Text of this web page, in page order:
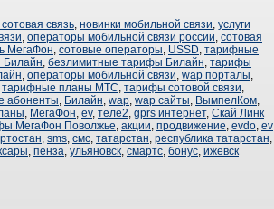
связь, новинки мобильной связи, услуги
, операторы мобильной связи россии, сотовая
МегаФон, сотовые операторы, USSD, тарифные
Билайн, безлимитные тарифы Билайн, тарифы
, операторы мобильной связи, wap порталы,
тарифные планы МТС, тарифы сотовой связи,
абоненты, Билайн, wap, wap сайты, ВымпелКом,
, МегаФон, ev, теле2, gprs интернет, Скай Линк
МегаФон Поволжье, акции, продвижение, evdo, ev
, sms, смс, татарстан, республика татарстан,
, пенза, ульяновск, смартс, бонус, ижевск